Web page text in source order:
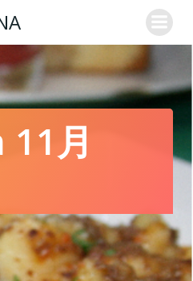
ン
テ
ン
ツ
へ
キ
月